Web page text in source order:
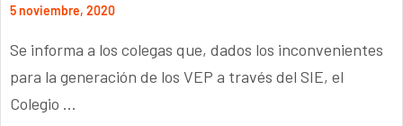
5 noviembre, 2020
Se informa a los colegas que, dados los inconvenientes
para la generación de los VEP a través del SIE, el
Colegio ...